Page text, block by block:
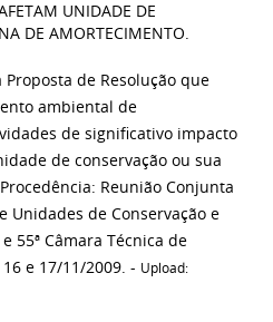
UNIDADE DE
DE AMORTECIMENTO.
Proposta de Resolução que
ambiental de
de significativo impacto
de conservação ou sua
Reunião Conjunta
Unidades de Conservação e
55ª Câmara Técnica de
e 17/11/2009. - Upload: